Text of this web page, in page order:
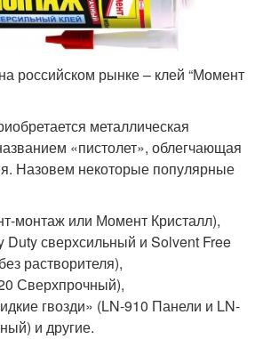
российском рынке – клей “Момент
металлическая
«пистолет», облегчающая
Назовем некоторые популярные
монтаж или Момент Кристалл),
Duty сверхсильный и Solvent Free
растворителя),
Сверхпрочный),
гвозди» (LN-910 Панели и LN-
и другие.